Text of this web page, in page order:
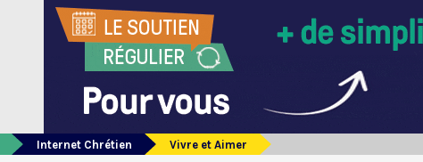
Internet Chrétien Vivre et Aimer